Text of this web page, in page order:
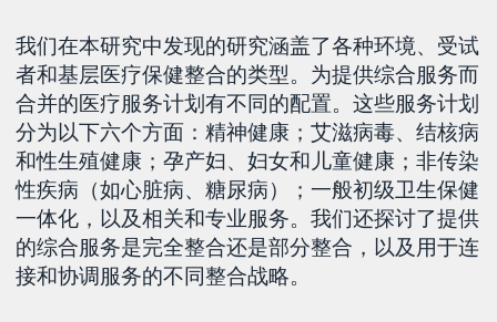
我们在本研究中发现的研究涵盖了各种环境、受试
者和基层医疗保健整合的类型。为提供综合服务而
合并的医疗服务计划有不同的配置。这些服务计划
分为以下六个方面：精神健康；艾滋病毒、结核病
和性生殖健康；孕产妇、妇女和儿童健康；非传染
性疾病（如心脏病、糖尿病）；一般初级卫生保健
一体化，以及相关和专业服务。我们还探讨了提供
的综合服务是完全整合还是部分整合，以及用于连
接和协调服务的不同整合战略。